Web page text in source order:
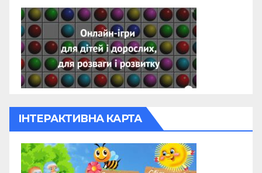
ІНТЕРАКТИВНА КАРТА